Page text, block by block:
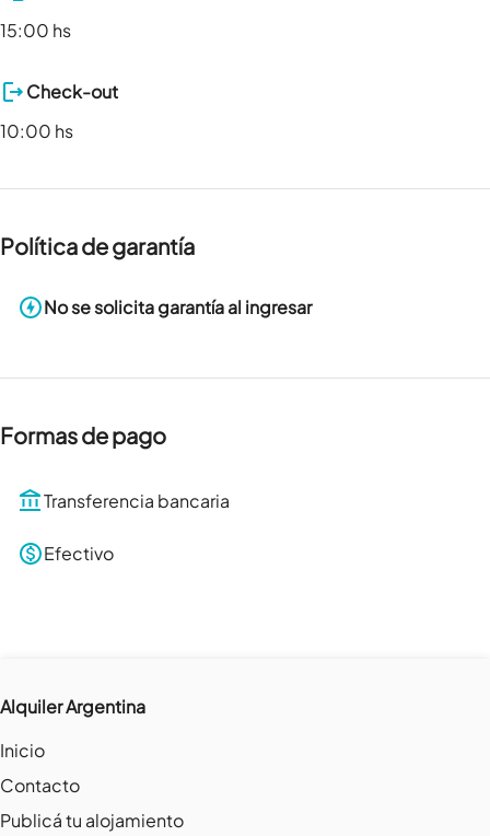
15:00 hs
Check-out
10:00 hs
Política de garantía
No se solicita garantía al ingresar
Formas de pago
Transferencia bancaria
Efectivo
Alquiler Argentina
Inicio
Contacto
Publicá tu alojamiento